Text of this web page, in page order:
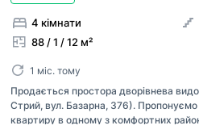
4 кімнати
88 / 1 / 12 м²
1 міс. тому
Продається простора дворівнева
Стрий, вул. Базарна, 376).
квартиру в одному з комфортних